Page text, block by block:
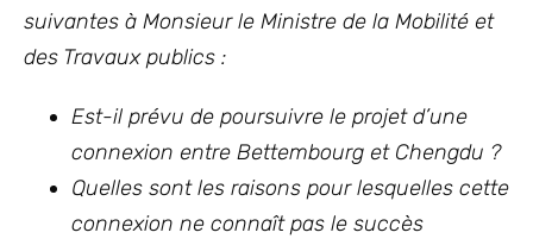
suivantes à Monsieur le Ministre de la Mobilité et
des Travaux publics :
Est-il prévu de poursuivre le projet d’une
connexion entre Bettembourg et Chengdu ?
Quelles sont les raisons pour lesquelles cette
connexion ne connaît pas le succès